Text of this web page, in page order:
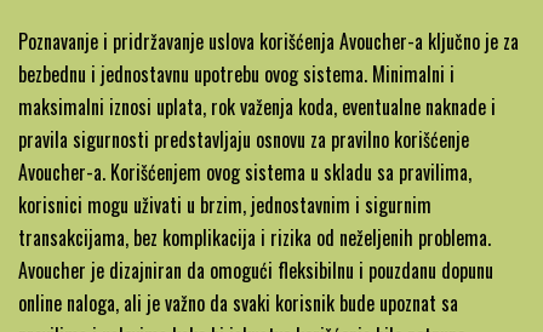
Poznavanje i pridržavanje uslova korišćenja Avoucher-a ključno je za
bezbednu i jednostavnu upotrebu ovog sistema. Minimalni i
maksimalni iznosi uplata, rok važenja koda, eventualne naknade i
pravila sigurnosti predstavljaju osnovu za pravilno korišćenje
Avoucher-a. Korišćenjem ovog sistema u skladu sa pravilima,
korisnici mogu uživati u brzim, jednostavnim i sigurnim
transakcijama, bez komplikacija i rizika od neželjenih problema.
Avoucher je dizajniran da omogući fleksibilnu i pouzdanu dopunu
online naloga, ali je važno da svaki korisnik bude upoznat sa